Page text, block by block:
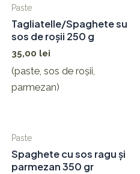
Paste
Tagliatelle/Spaghete su
sos de roșii 250 g
35,00 lei
(paste, sos de roșii,
parmezan)
Paste
Spaghete cu sos ragu și
parmezan 350 gr